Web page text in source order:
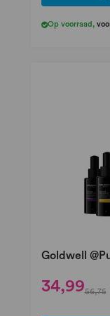
Op voorraad ,
Goldwell
34,9956,75